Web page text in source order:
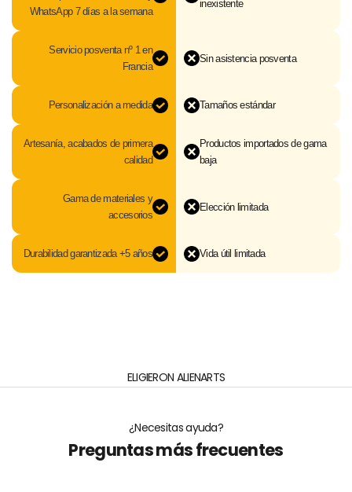
WhatsApp 7 días a la semana
inexistente
Servicio posventa nº 1 en
Francia
Sin asistencia posventa
Personalización a medida Tamaños estándar
Artesanía, acabados de primera
calidad
Productos importados de gama
baja
Gama de materiales y
accesorios
Elección limitada
Durabilidad garantizada +5 años Vida útil limitada
ELIGIERON ALIENARTS
¿Necesitas ayuda?
Preguntas más frecuentes